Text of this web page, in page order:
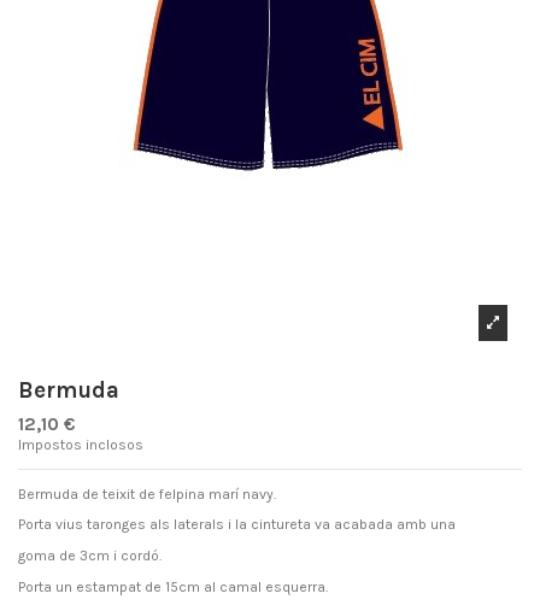
Bermuda
12,10 €
Impostos inclosos
Bermuda de teixit de felpina marí navy.
Porta vius taronges als laterals i la cintureta va acabada amb una
goma de 3cm i cordó.
Porta un estampat de 15cm al camal esquerra.